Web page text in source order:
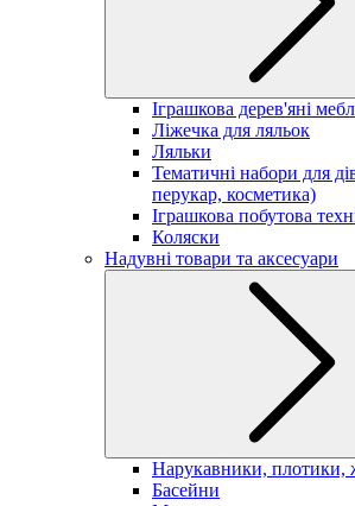
Іграшкова дерев'яні
Ліжечка для ляльок
Ляльки
Тематичні набори для
перукар, косметика)
Іграшкова побутова
Коляски
Надувні товари та аксесуари
Нарукавники, плотики,
Басейни